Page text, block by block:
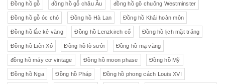
Đồng hồ gỗ đồng hồ gỗ châu Âu đồng hồ gõ chuông Westminster
Đồng hồ gỗ óc chó Đồng hồ Hà Lan Đồng hồ Khải hoàn môn
Đồng hồ lắc kê vàng Đồng hồ Lenzkirch cổ Đồng hồ lịch mặt trăng
Đồng hồ Liên Xô Đồng hồ lò sưởi Đồng hồ mạ vàng
đồng hồ máy cơ vintage Đồng hồ moon phase Đồng hồ Mỹ
Đồng hồ Nga Đồng hồ Pháp Đồng hồ phong cách Louis XVI